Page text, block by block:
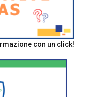
con un click!